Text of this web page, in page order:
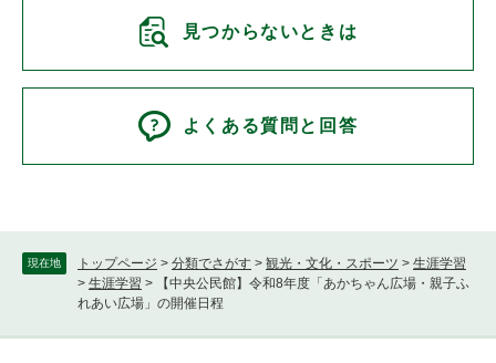
現在地 トップページ > 分類でさがす > 観光・文化・スポーツ > 生涯学習
> 生涯学習 >
【中央公民館】令和8年度「あかちゃん広場・親子ふ
れあい広場」の開催日程
見つからないときは
よくある質問と回答